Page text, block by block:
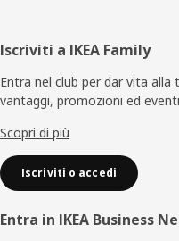
Piè
di
pagina
Iscriviti a IKEA Family
Entra nel club per dar vita
vantaggi, promozioni ed
Scopri di più
Iscriviti o accedi
Entra in IKEA Business